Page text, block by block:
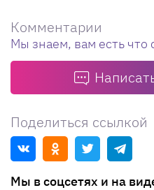
Комментарии
Мы знаем, вам есть что
Поделиться ссылкой
Мы в соцсетях и на